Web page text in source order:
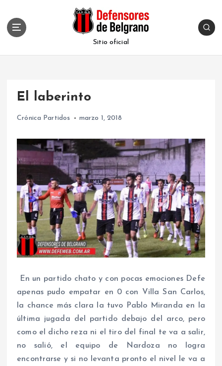
Sitio oficial
El laberinto
Crónica Partidos marzo 1, 2018
En un partido chato y con pocas emociones Defe
apenas pudo empatar en 0 con Villa San Carlos,
la chance más clara la tuvo Pablo Miranda en la
última jugada del partido debajo del arco, pero
como el dicho reza ni el tiro del final te va a salir,
no salió, el equipo de Nardoza no logra
encontrarse y si no levanta pronto el nivel le va a